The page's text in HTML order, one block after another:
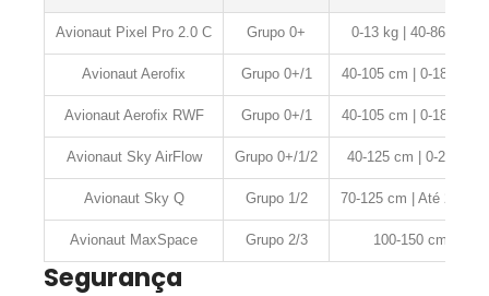
Avionaut Pixel Pro 2.0 C Grupo 0+ 0-13 kg | 40-86 cm
Avionaut Aerofix Grupo 0+/1 40-105 cm | 0-18,5 kg
Avionaut Aerofix RWF Grupo 0+/1 40-105 cm | 0-18,5 kg
Avionaut Sky AirFlow Grupo 0+/1/2 40-125 cm | 0-25 kg
Avionaut Sky Q Grupo 1/2 70-125 cm | Até 25 kg
Avionaut MaxSpace Grupo 2/3 100-150 cm
Segurança